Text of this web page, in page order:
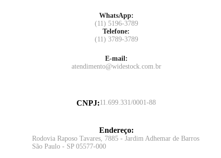
WhatsApp:
(11) 5196-3789
Telefone:
(11) 3789-3789
E-mail:
atendimento@widestock.com.br
CNPJ:11.699.331/0001-88
Endereço:
Rodovia Raposo Tavares, 7885 - Jardim Adhemar de Barros
São Paulo - SP 05577-000